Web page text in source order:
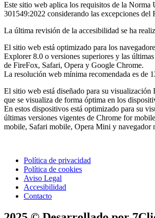
Este sitio web aplica los requisitos de la Norma
301549:2022 considerando las excepciones del
La última revisión de la accesibilidad se ha
El sitio web está optimizado para los
Explorer 8.0 o versiones superiores y las
de FireFox, Safari, Opera y Google Chrome.
La resolución web mínima recomendada es de
El sitio web está diseñado para su visualización
que se visualiza de forma óptima en los
En estos dispositivos está optimizado para su
últimas versiones vigentes de Chrome for
mobile, Safari mobile, Opera Mini y navegador
Política de privacidad
Política de cookies
Aviso Legal
Accesibilidad
Contacto